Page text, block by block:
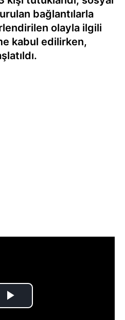
bağlantılarla
olayla ilgili
kabul edilirken,